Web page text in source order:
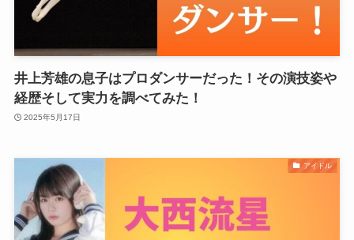
井上芳雄の息子はプロダンサーだった！その演技姿や
経歴そして実力を調べてみた！
2025年5月17日
アイドル